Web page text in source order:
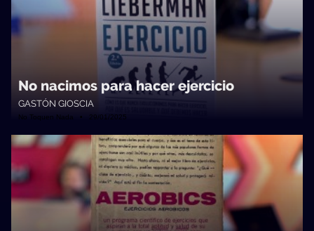
No nacimos para hacer ejercicio
GASTÓN GIOSCIA
No Toquen Nada • 29/01/2025